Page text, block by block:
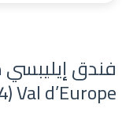
Val d’Europe (4 نجوم)